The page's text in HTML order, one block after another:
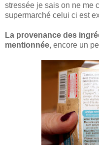
stressée je sais on ne me
supermarché celui ci est
La provenance des
mentionnée, encore un